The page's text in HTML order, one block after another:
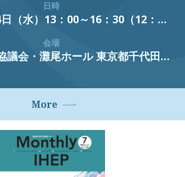
日時
2026年10月14日（水）13：00～16：30（12：30開場）
会場
議会・灘尾ホール東京都千代田区霞が関3丁目3番2号新霞が関ビル
More